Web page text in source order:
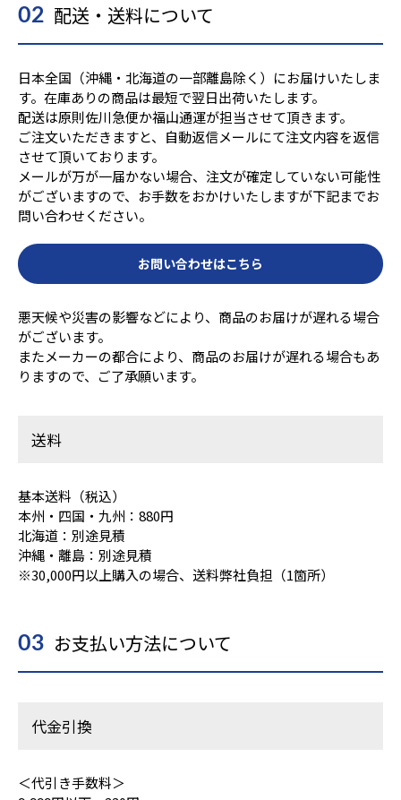
02 配送・送料について
日本全国（沖縄・北海道の一部離島除く）にお届けいたしま
す。在庫ありの商品は最短で翌日出荷いたします。
配送は原則佐川急便か福山通運が担当させて頂きます。
ご注文いただきますと、自動返信メールにて注文内容を返信
させて頂いております。
メールが万が一届かない場合、注文が確定していない可能性
がございますので、お手数をおかけいたしますが下記までお
問い合わせください。
お問い合わせはこちら
悪天候や災害の影響などにより、商品のお届けが遅れる場合
がございます。
またメーカーの都合により、商品のお届けが遅れる場合もあ
りますので、ご了承願います。
送料
基本送料（税込）
本州・四国・九州：880円
北海道：別途見積
沖縄・離島：別途見積
※30,000円以上購入の場合、送料弊社負担（1箇所）
03 お支払い方法について
代金引換
＜代引き手数料＞